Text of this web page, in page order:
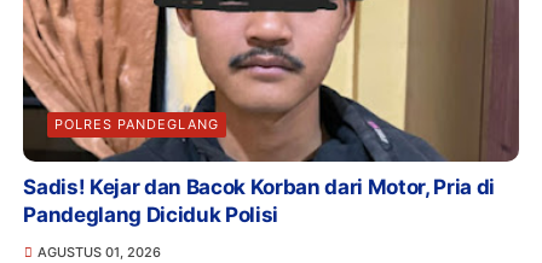
POLRES PANDEGLANG
Sadis! Kejar dan Bacok Korban dari Motor, Pria di
Pandeglang Diciduk Polisi
AGUSTUS 01, 2026